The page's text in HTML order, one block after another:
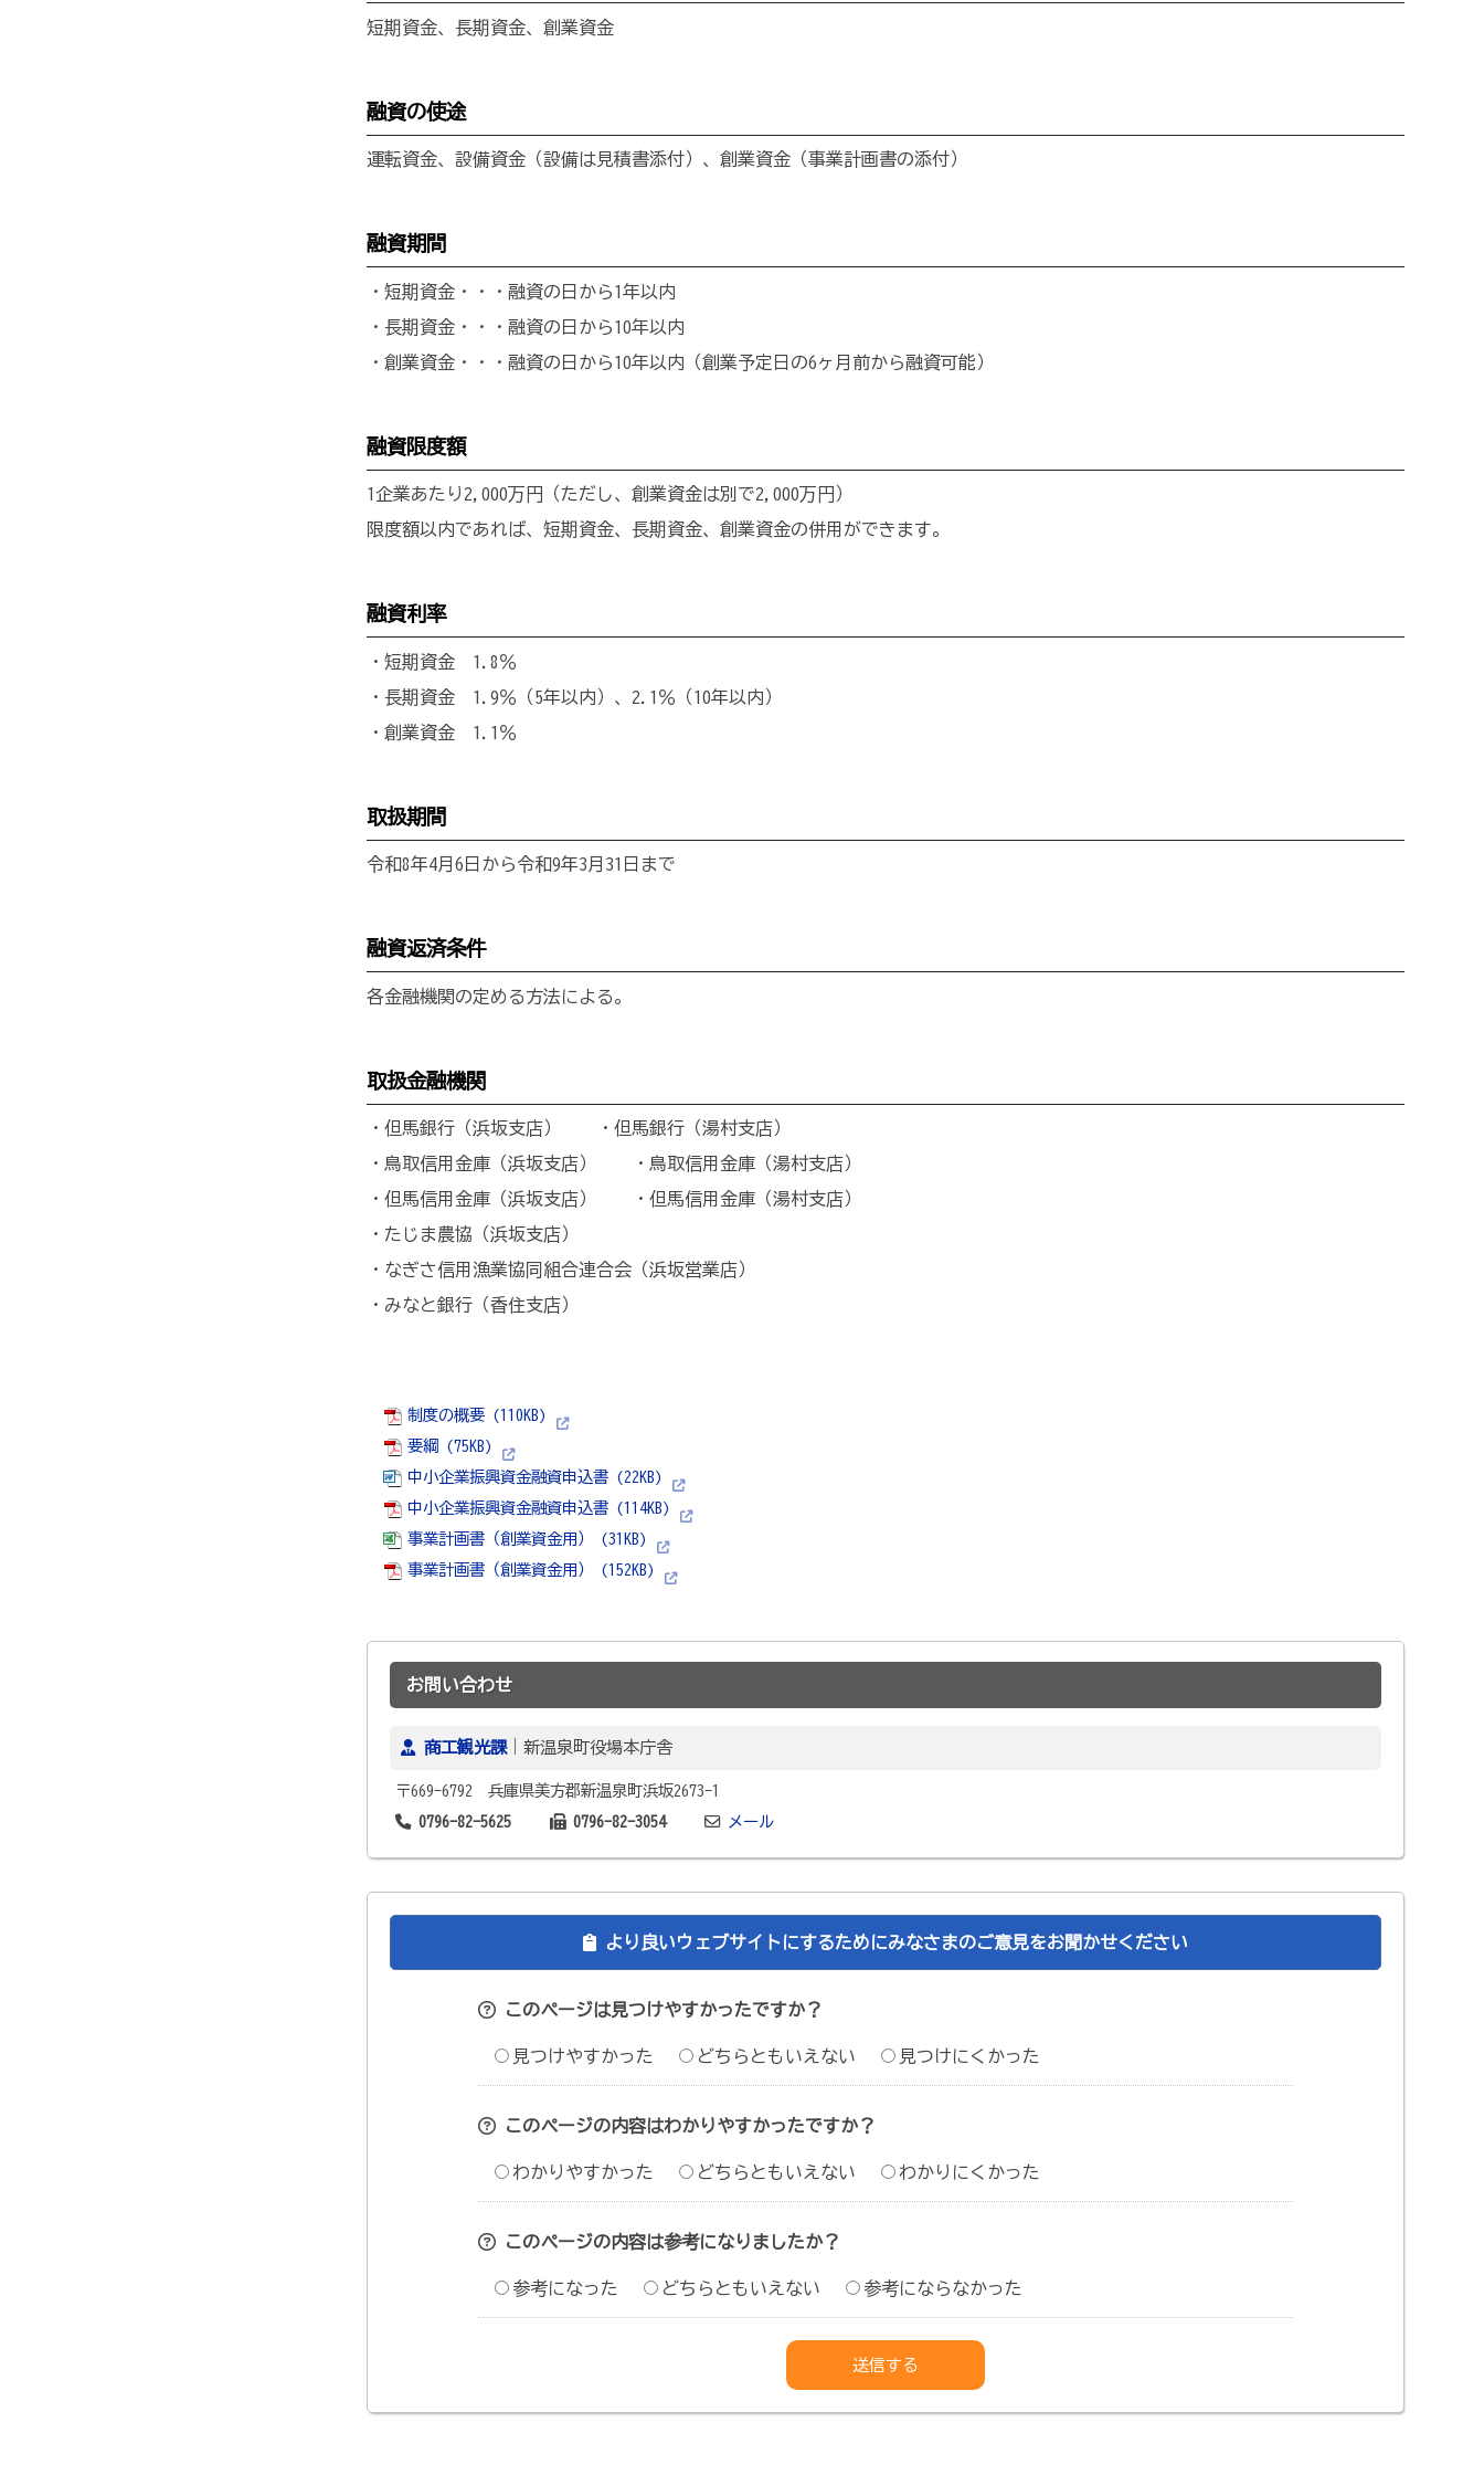
短期資金、長期資金、創業資金
融資の使途
運転資金、設備資金（設備は見積書添付）、創業資金（事業計画書の添付）
融資期間
・短期資金・・・融資の日から1年以内
・長期資金・・・融資の日から10年以内
・創業資金・・・融資の日から10年以内（創業予定日の6ヶ月前から融資可能）
融資限度額
1企業あたり2,000万円（ただし、創業資金は別で2,000万円）
限度額以内であれば、短期資金、長期資金、創業資金の併用ができます。
融資利率
・短期資金 1.8％
・長期資金 1.9％（5年以内）、2.1％（10年以内）
・創業資金 1.1％
取扱期間
令和8年4月6日から令和9年3月31日まで
融資返済条件
各金融機関の定める方法による。
取扱金融機関
・但馬銀行（浜坂支店） ・但馬銀行（湯村支店）
・鳥取信用金庫（浜坂支店） ・鳥取信用金庫（湯村支店）
・但馬信用金庫（浜坂支店） ・但馬信用金庫（湯村支店）
・たじま農協（浜坂支店）
・なぎさ信用漁業協同組合連合会（浜坂営業店）
・みなと銀行（香住支店）
制度の概要 (110KB)
要綱 (75KB)
中小企業振興資金融資申込書 (22KB)
中小企業振興資金融資申込書 (114KB)
事業計画書（創業資金用） (31KB)
事業計画書（創業資金用） (152KB)
お問い合わせ
商工観光課｜新温泉町役場本庁舎
〒669-6792 兵庫県美方郡新温泉町浜坂2673-1
0796-82-5625
0796-82-3054 メール
より良いウェブサイトにするためにみなさまのご意見をお聞かせください
このページは見つけやすかったですか？
見つけやすかった どちらともいえない 見つけにくかった
このページの内容はわかりやすかったですか？
わかりやすかった どちらともいえない わかりにくかった
このページの内容は参考になりましたか？
参考になった どちらともいえない 参考にならなかった